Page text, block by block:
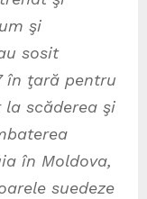
şi
sosit
în ţară pentru
scăderea şi
în Moldova,
suedeze